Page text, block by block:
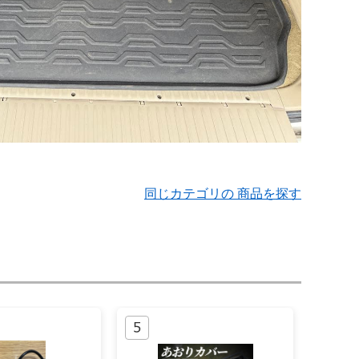
同じカテゴリの 商品を探す